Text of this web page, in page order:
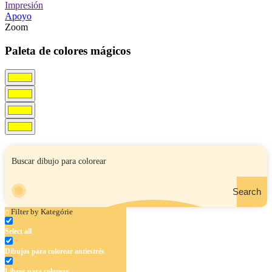
Impresión
Apoyo
Zoom
Paleta de colores mágicos
Search
Filter by Kategórie
Select all
Dibujos para colorear antiestrés